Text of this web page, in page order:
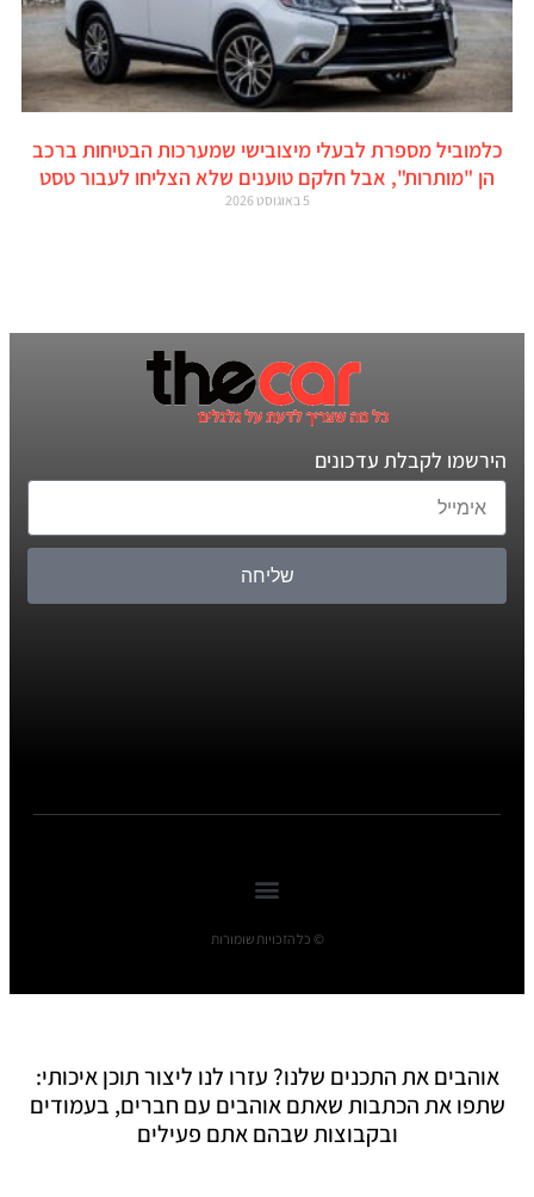
כלמוביל מספרת לבעלי מיצובישי שמערכות הבטיחות ברכב
הן "מותרות", אבל חלקם טוענים שלא הצליחו לעבור טסט
5 באוגוסט 2026
הירשמו לקבלת עדכונים
שליחה
© כל הזכויות שומורות
אוהבים את התכנים שלנו? עזרו לנו ליצור תוכן איכותי:
שתפו את הכתבות שאתם אוהבים עם חברים, בעמודים
ובקבוצות שבהם אתם פעילים